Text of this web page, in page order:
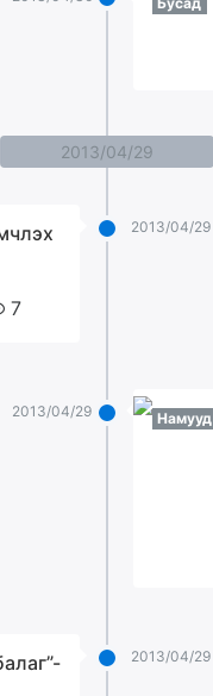
2013/04/29
2013/04/29
7
2013/04/29 Намууд
2013/04/29